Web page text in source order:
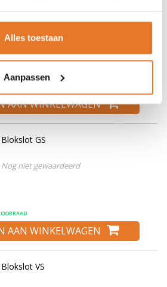
Alles toestaan
Aanpassen
Nog niet gewaardeerd
AAN WINKELWAGEN
Blokslot GS
Nog niet gewaardeerd
AAN WINKELWAGEN
Blokslot VS